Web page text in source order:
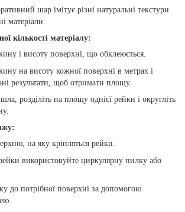
шар імітує різні натуральні текстури
матеріали.
кількості матеріалу:
і висоту поверхні, що обклеюється.
на висоту кожної поверхні в метрах і
результати, щоб отримати площу.
розділіть на площу однієї рейки і округліть
на яку кріпляться рейки.
використовуйте циркулярну пилку або
до потрібної поверхні за допомогою